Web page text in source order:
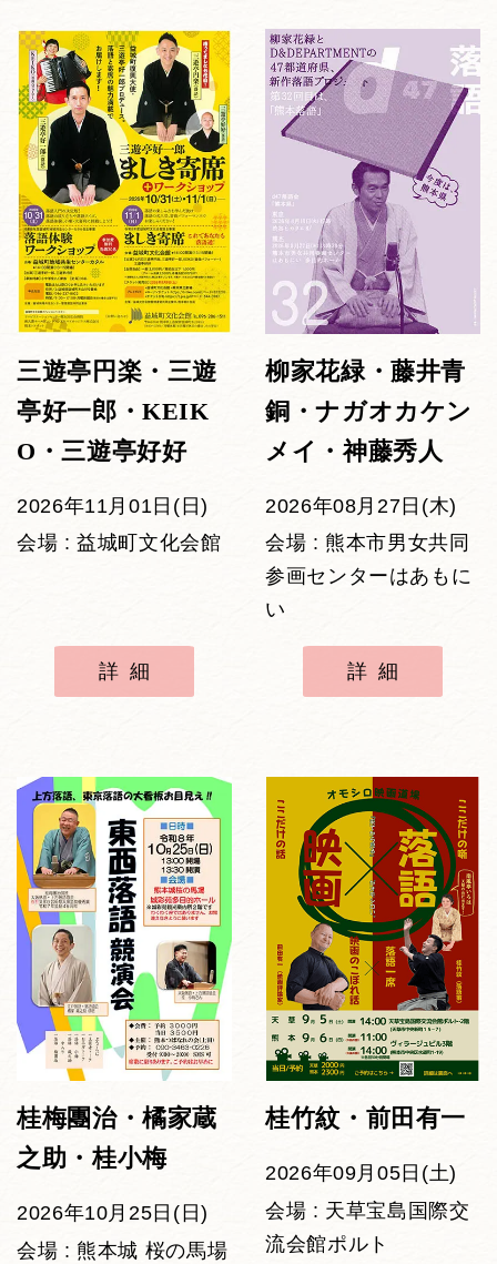
三遊亭円楽・三遊
亭好一郎・KEIK
O・三遊亭好好
2026年11月01日(日)
会場 : 益城町文化会館
詳細
柳家花緑・藤井青
銅・ナガオカケン
メイ・神藤秀人
2026年08月27日(木)
会場 : 熊本市男女共同
参画センターはあもに
い
詳細
桂梅團治・橘家蔵
之助・桂小梅
2026年10月25日(日)
会場 : 熊本城 桜の馬場
桂竹紋・前田有一
2026年09月05日(土)
会場 : 天草宝島国際交
流会館ポルト